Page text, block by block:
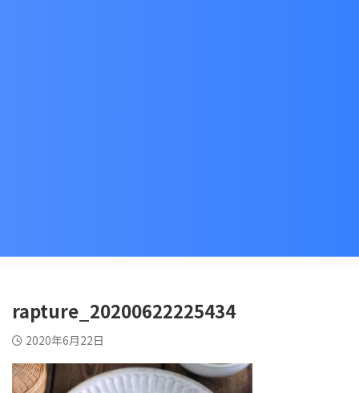
rapture_20200622225434
2020年6月22日